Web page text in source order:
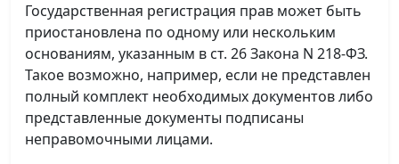
Государственная регистрация прав может быть
приостановлена по одному или нескольким
основаниям, указанным в ст. 26 Закона N 218-ФЗ.
Такое возможно, например, если не представлен
полный комплект необходимых документов либо
представленные документы подписаны
неправомочными лицами.